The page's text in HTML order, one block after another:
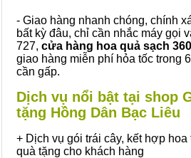
- Giao hàng nhanh chóng, chính
bất kỳ đâu, chỉ cần nhắc máy gọi
727, cửa hàng hoa quả sạch
giao hàng miễn phí hỏa tốc trong
cần gấp.
Dịch vụ nổi bật tại shop
tặng Hồng Dân Bạc Liêu
+ Dịch vụ gói trái cây, kết hợp
quà tặng cho khách hàng